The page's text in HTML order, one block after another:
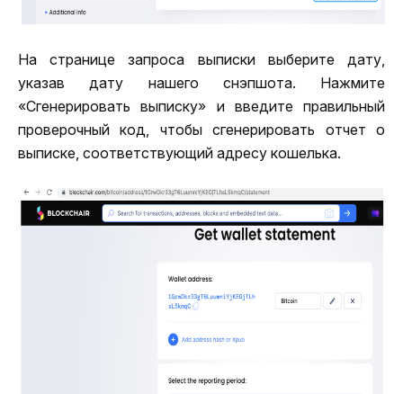
На странице запроса выписки выберите дату,
указав дату нашего снэпшота. Нажмите
«Сгенерировать выписку» и введите правильный
проверочный код, чтобы сгенерировать отчет о
выписке, соответствующий адресу кошелька.